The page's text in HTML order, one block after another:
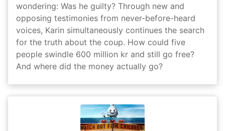
wondering: Was he guilty? Through new and
opposing testimonies from never-before-heard
voices, Karin simultaneously continues the search
for the truth about the coup. How could five
people swindle 600 million kr and still go free?
And where did the money actually go?